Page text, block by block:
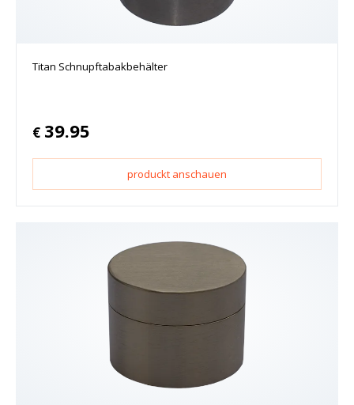
Titan Schnupftabakbehälter
€ 39.95
produckt anschauen